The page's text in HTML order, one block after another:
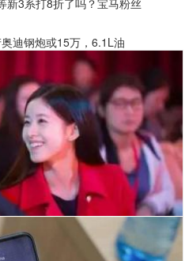
新3系打8折了吗？宝马粉丝
迪钢炮或15万，6.1L油